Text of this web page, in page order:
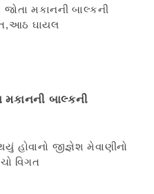
મકાનની બાલ્કની